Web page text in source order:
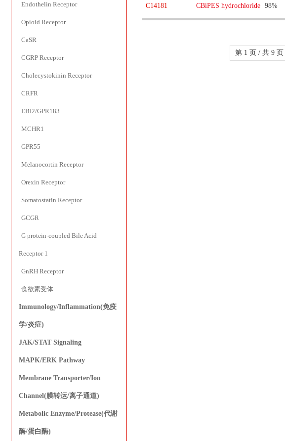
Endothelin Receptor
Opioid Receptor
CaSR
CGRP Receptor
Cholecystokinin Receptor
CRFR
EBI2/GPR183
MCHR1
GPR55
Melanocortin Receptor
Orexin Receptor
Somatostatin Receptor
GCGR
G protein-coupled Bile Acid
Receptor 1
GnRH Receptor
食欲素受体
Immunology/Inflammation(免疫
学/炎症)
JAK/STAT Signaling
MAPK/ERK Pathway
Membrane Transporter/Ion
Channel(膜转运/离子通道)
Metabolic Enzyme/Protease(代谢
酶/蛋白酶)
C14181 CBiPES hydrochloride 98%
第 1 页 / 共 9 页